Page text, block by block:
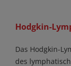
Hodgkin-
Das Hodgkin-
des